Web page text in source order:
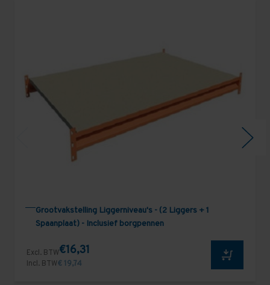
Grootvakstelling Liggerniveau's - (2 Liggers + 1
Spaanplaat) - Inclusief borgpennen
Excl. BTW€16,31
Incl. BTW€ 19,74